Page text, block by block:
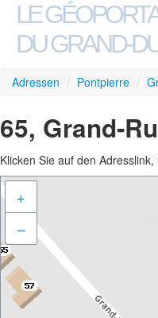
LE
DU GRAND-
Adressen / Pontpierre /
65, Grand-
Klicken Sie auf den
+
–